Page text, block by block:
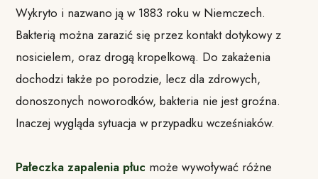
Wykryto i nazwano ją w 1883 roku w Niemczech.
Bakterią można zarazić się przez kontakt dotykowy z
nosicielem, oraz drogą kropelkową. Do zakażenia
dochodzi także po porodzie, lecz dla zdrowych,
donoszonych noworodków, bakteria nie jest groźna.
Inaczej wygląda sytuacja w przypadku wcześniaków.
Pałeczka zapalenia płuc może wywoływać różne